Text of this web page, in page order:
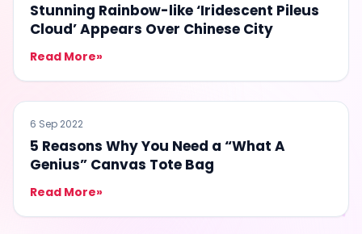
Stunning Rainbow-like ‘Iridescent Pileus
Cloud’ Appears Over Chinese City
Read More»
BULETIN KANCIL
6 Sep 2022
5 Reasons Why You Need a “What A
Genius” Canvas Tote Bag
Read More»